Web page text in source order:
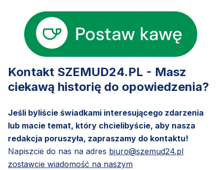
Kontakt SZEMUD24.PL - Masz
ciekawą historię do opowiedzenia?
Jeśli byliście świadkami interesującego zdarzenia
lub macie temat, który chcielibyście, aby nasza
redakcja poruszyła, zapraszamy do kontaktu!
Napiszcie do nas na adres biuro@szemud24.pl
zostawcie wiadomość na naszym